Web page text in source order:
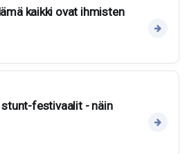
kaikki ovat ihmisten
festivaalit - näin